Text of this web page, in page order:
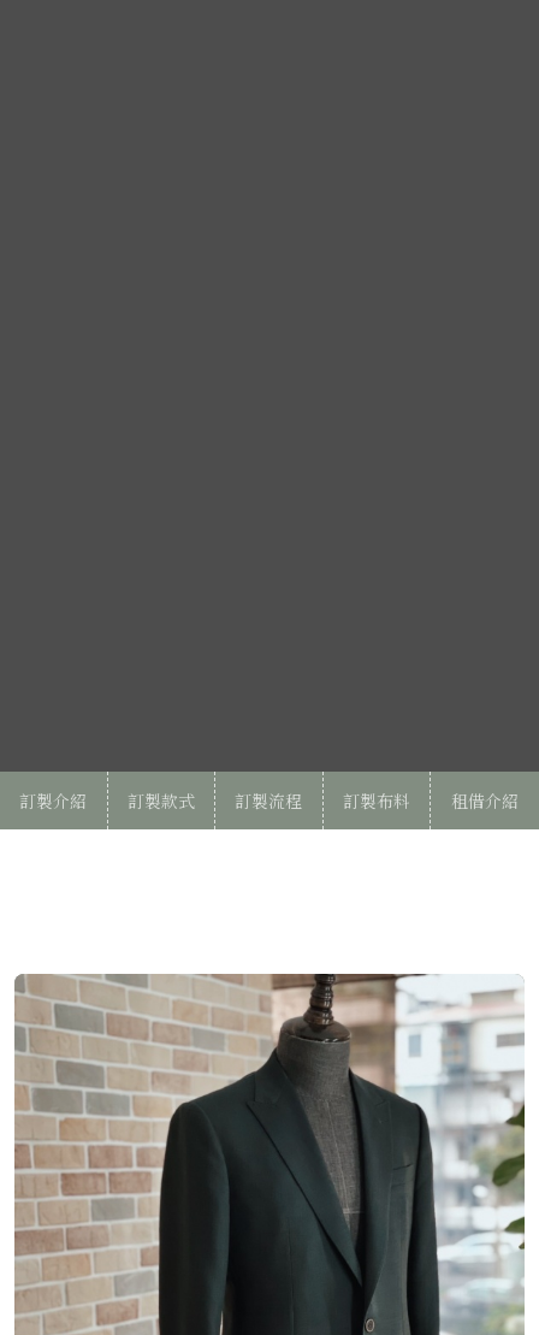
訂製介紹 訂製款式 訂製流程 訂製布料 租借介紹